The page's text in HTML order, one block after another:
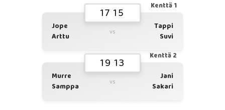
Kenttä 1
17 15
Jope
Arttu
vs
Tappi
Suvi
Kenttä 2
19 13
Murre
Samppa
vs
Jani
Sakari